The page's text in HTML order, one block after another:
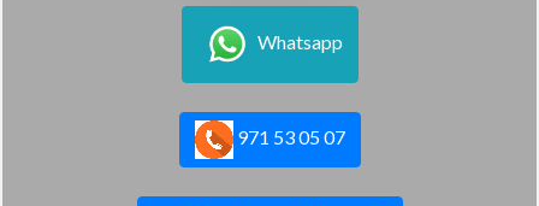
Whatsapp
971 53 05 07